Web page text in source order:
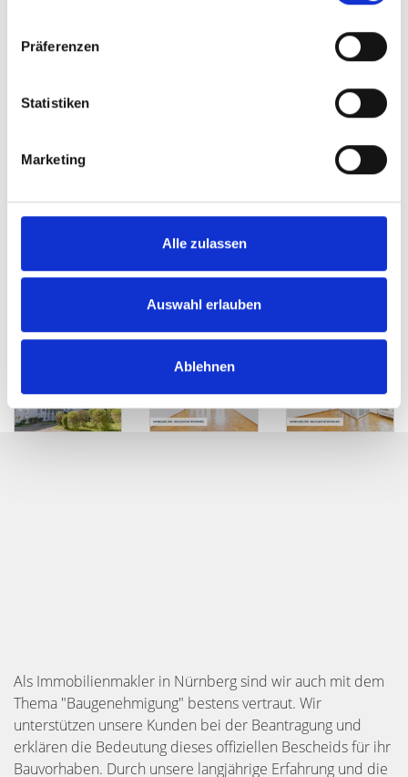
Präferenzen
Statistiken
Marketing
Alle zulassen
Auswahl erlauben
Ablehnen
Als Immobilienmakler in Nürnberg sind wir auch mit dem
Thema "Baugenehmigung" bestens vertraut. Wir
unterstützen unsere Kunden bei der Beantragung und
erklären die Bedeutung dieses offiziellen Bescheids für ihr
Bauvorhaben. Durch unsere langjährige Erfahrung und die